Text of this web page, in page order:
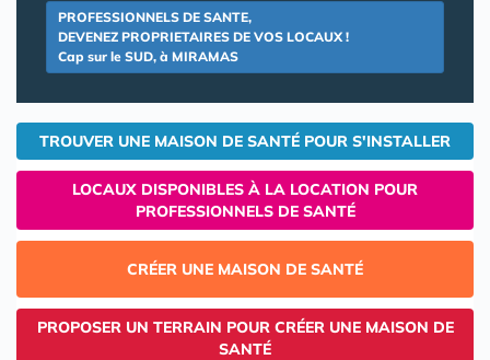
PROFESSIONNELS DE SANTE,
DEVENEZ PROPRIETAIRES DE VOS LOCAUX !
Cap sur le SUD, à MIRAMAS
TROUVER UNE MAISON DE SANTÉ POUR S'INSTALLER
LOCAUX DISPONIBLES À LA LOCATION POUR
PROFESSIONNELS DE SANTÉ
CRÉER UNE MAISON DE SANTÉ
PROPOSER UN TERRAIN POUR CRÉER UNE MAISON DE
SANTÉ